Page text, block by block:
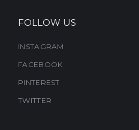
FOLLOW US
INSTAGRAM
FACEBOOK
PINTEREST
TWITTER